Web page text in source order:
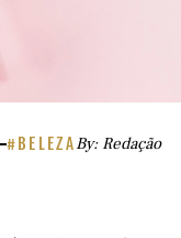
#BELEZABy: Redação